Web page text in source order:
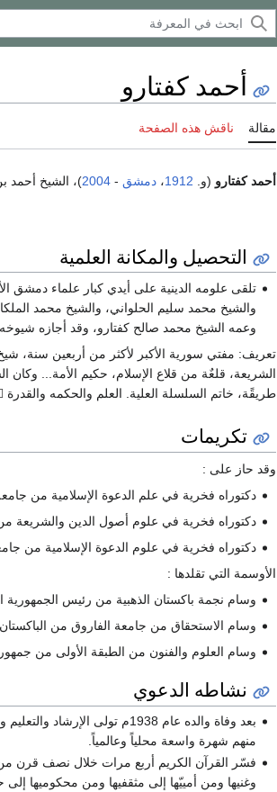
أحمد كفتارو
مقالة ناقش هذه الصفحة
أحمد كفتارو (و. 1912، دمشق -
2004)، الشيخ أحمد
التحصيل والمكانة العلمية
تلقى علومه الدينية على أيدي كبار علماء دمشق
والشيخ محمد سليم الحلواني، والشيخ محمد
وعمه الشيخ محمد صالح كفتارو، وقد أجازه شيوخه
تعريف: مفتي سورية الأكبر لأكثر من أربعين سنة،
طريقًة، خاتم السلسلة العلية. العلم والحكمه والقدرة  فهو الوارث المحمدي الذي ورث عن رسول الله على تزكية النفوس.
تكريمات
وقد حاز على :
دكتوراه فخرية في علم الدعوة الإسلامية من جامعة
دكتوراه فخرية في علوم أصول الدين والشريعة من
دكتوراه فخرية في علوم الدعوة الإسلامية من جامعة
الأوسمة التي تقلدها :
وسام نجمة باكستان الذهبية من رئيس الجمهورية
وسام الاستحقاق من جامعة الفاروق من الباكستان
وسام العلوم والفنون من الطبقة الأولى من جمهورية
نشاطه الدعوي
بعد وفاة والده عام 1938م
منهم شهرة واسعة محلياً وعالمياً.
فسّر القرآن الكريم أربع مرات خلال نصف قرن من
وغنيها ومن أمييّها إلى مثقفيها ومن محكوميها